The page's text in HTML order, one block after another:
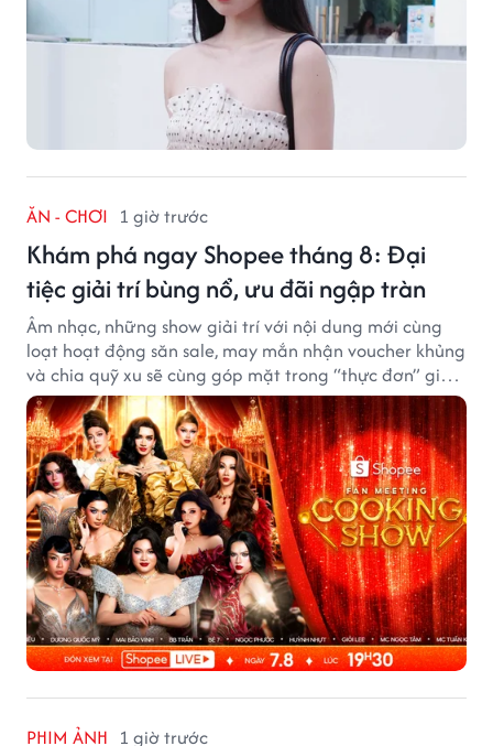
ĂN - CHƠI 1 giờ trước
Khám phá ngay Shopee tháng 8: Đại
tiệc giải trí bùng nổ, ưu đãi ngập tràn
Âm nhạc, những show giải trí với nội dung mới cùng
loạt hoạt động săn sale, may mắn nhận voucher khủng
và chia quỹ xu sẽ cùng góp mặt trong “thực đơn” giải
trí cuối tuần trên Shopee, diễn ra liên tiếp vào ngày
7/8 và 8/8.
PHIM ẢNH 1 giờ trước